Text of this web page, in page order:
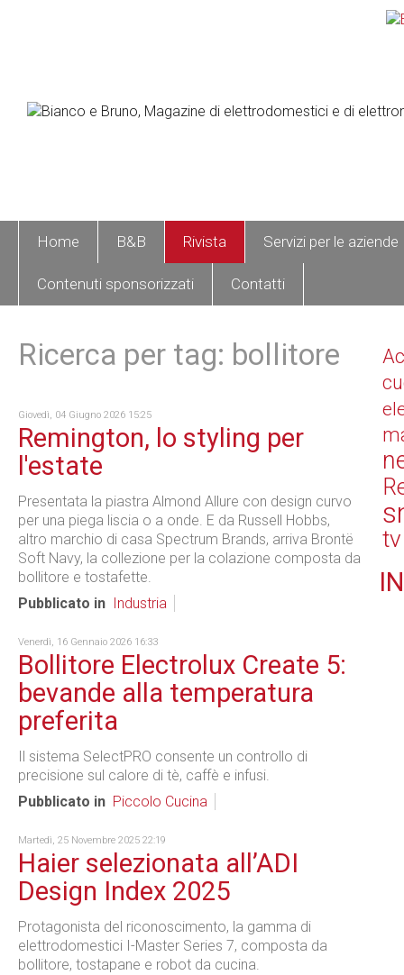
Home B&B Rivista Servizi per le aziende
Contenuti sponsorizzati Contatti
Ricerca per tag: bollitore
Giovedì, 04 Giugno 2026 15:25
Remington, lo styling per
l'estate
Presentata la piastra Almond Allure con design curvo
per una piega liscia o a onde. E da Russell Hobbs,
altro marchio di casa Spectrum Brands, arriva Brontë
Soft Navy, la collezione per la colazione composta da
bollitore e tostafette.
Pubblicato in
Industria
Venerdì, 16 Gennaio 2026 16:33
Bollitore Electrolux Create 5:
bevande alla temperatura
preferita
Il sistema SelectPRO consente un controllo di
precisione sul calore di tè, caffè e infusi.
Pubblicato in Piccolo Cucina
Martedì, 25 Novembre 2025 22:19
Haier selezionata all’ADI
Design Index 2025
Protagonista del riconoscimento, la gamma di
elettrodomestici I-Master Series 7, composta da
bollitore, tostapane e robot da cucina.
tv
IN